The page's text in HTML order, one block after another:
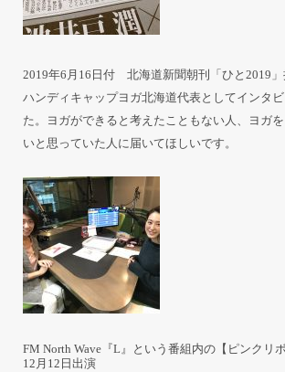
2019年6月16日付 北海道新聞朝刊「ひと2019
ハンディキャップヨガ北海道代表としてインタ
た。ヨガができると考えたこともない人、ヨガ
いと思っていた人に届いてほしいです。
FM North Wave『L』という番組内の【ピンク
12月12日出演